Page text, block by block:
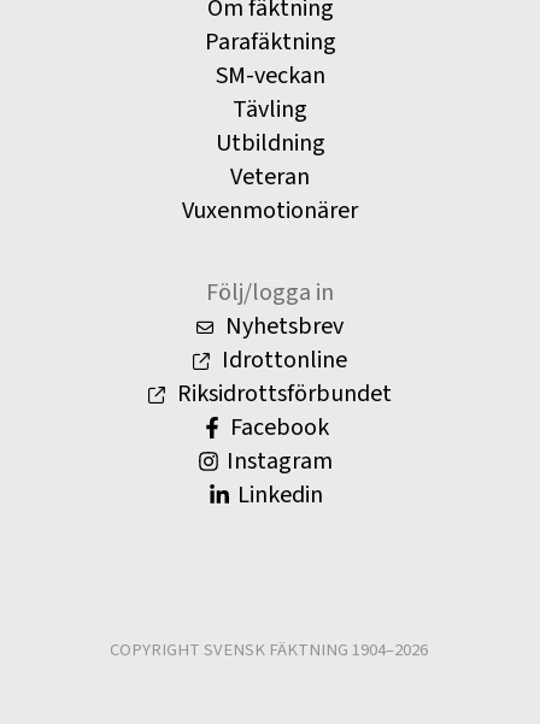
Om fäktning
Parafäktning
SM-veckan
Tävling
Utbildning
Veteran
Vuxenmotionärer
Följ/logga in
Nyhetsbrev
Idrottonline
Riksidrottsförbundet
Facebook
Instagram
Linkedin
COPYRIGHT SVENSK FÄKTNING 1904–2026